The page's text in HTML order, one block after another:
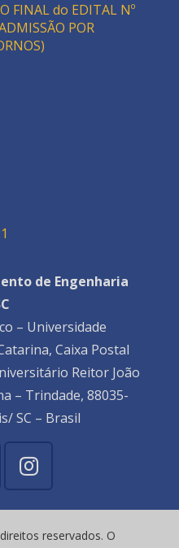
FINAL do EDITAL Nº
POR
de Engenharia
– Universidade
Caixa Postal
Reitor João
– Trindade, 88035-
SC – Brasil
reservados. O